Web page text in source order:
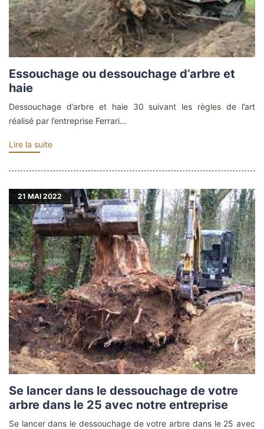
Essouchage ou dessouchage d’arbre et
haie
Dessouchage d’arbre et haie 30 suivant les règles de l’art
réalisé par l’entreprise Ferrari...
Lire la suite
21 MAI 2022
Se lancer dans le dessouchage de votre
arbre dans le 25 avec notre entreprise
Se lancer dans le dessouchage de votre arbre dans le 25 avec